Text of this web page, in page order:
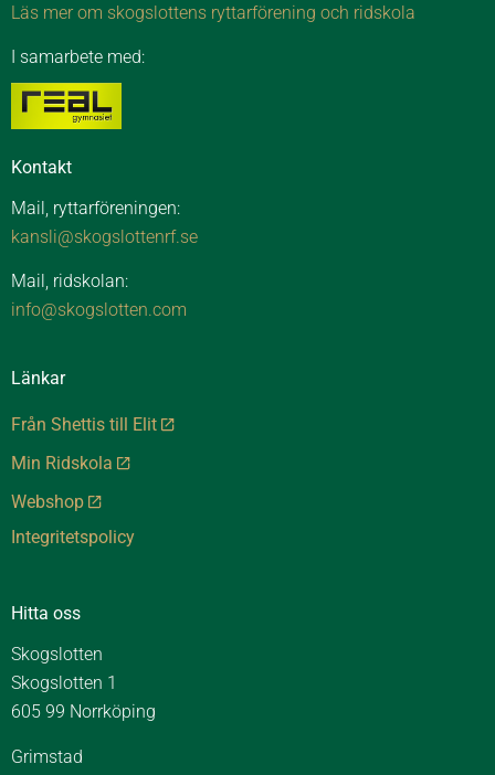
Läs mer om skogslottens ryttarförening och ridskola
I samarbete med:
Kontakt
Mail, ryttarföreningen:
kansli@skogslottenrf.se
Mail, ridskolan:
info@skogslotten.com
Länkar
Från Shettis till Elit
Min Ridskola
Webshop
Integritetspolicy
Hitta oss
Skogslotten
Skogslotten 1
605 99 Norrköping
Grimstad